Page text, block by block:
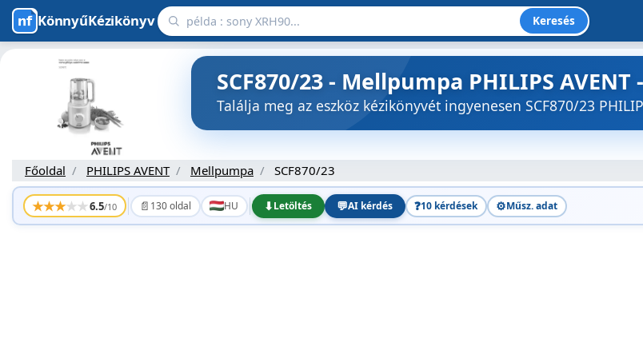
KönnyűKézikönyv Keresés
SCF870/23 - Mellpumpa PHILIPS
Találja meg az eszköz kézikönyvét ingyenesen SCF870/23
Főoldal PHILIPS AVENT Mellpumpa SCF870/23
★★★★★6.5/10 📄 130 oldal HU ⬇Letöltés 💬AI kérdés ❓10 kérdések ⚙️Műsz. adat